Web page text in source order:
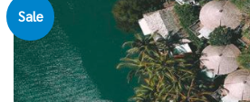
Sale